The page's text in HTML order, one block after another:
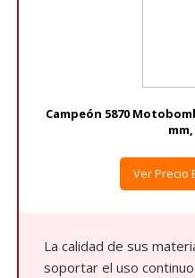
Campeón 5870
Ver Precio
La calidad de sus
soportar el uso